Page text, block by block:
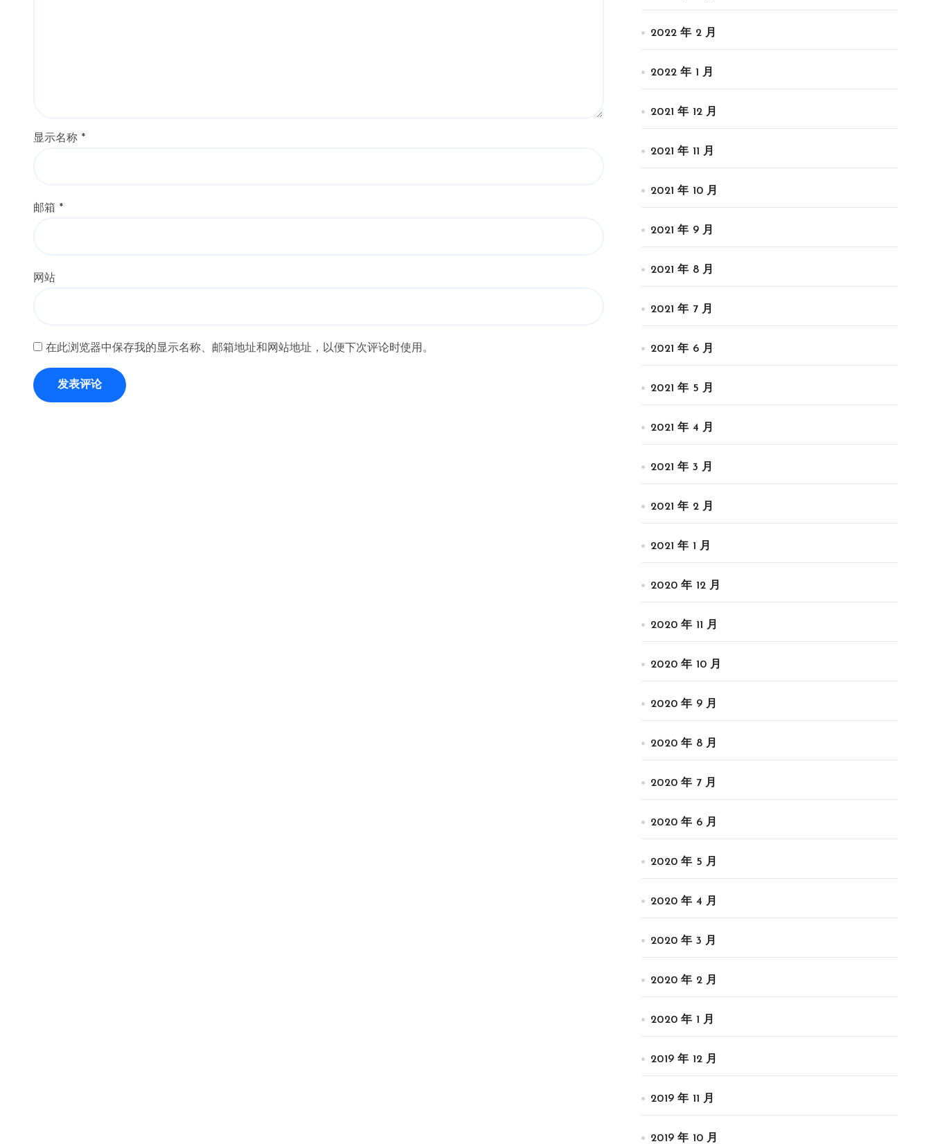
显示名称 *
邮箱 *
网站
在此浏览器中保存我的显示名称、邮箱地址和网站地址，以便下次评论时使用。
2022 年 2 月
2022 年 1 月
2021 年 12 月
2021 年 11 月
2021 年 10 月
2021 年 9 月
2021 年 8 月
2021 年 7 月
2021 年 6 月
2021 年 5 月
2021 年 4 月
2021 年 3 月
2021 年 2 月
2021 年 1 月
2020 年 12 月
2020 年 11 月
2020 年 10 月
2020 年 9 月
2020 年 8 月
2020 年 7 月
2020 年 6 月
2020 年 5 月
2020 年 4 月
2020 年 3 月
2020 年 2 月
2020 年 1 月
2019 年 12 月
2019 年 11 月
2019 年 10 月